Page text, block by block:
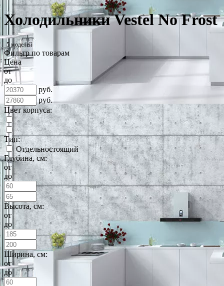
Холодильники Vestel No Frost
5 моделей
Фильтр по товарам
Цена
от
до
руб.
руб.
Цвет корпуса:
Тип:
Отдельностоящий
Глубина, см:
от
до
Высота, см:
от
до
Ширина, см:
от
до